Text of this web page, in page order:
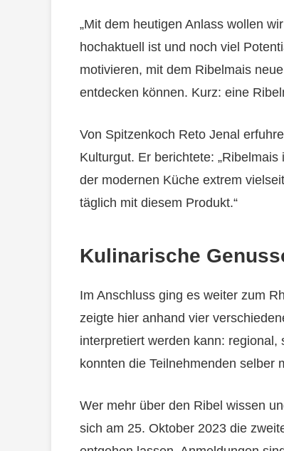
„Mit dem heutigen Anlass wollen
hochaktuell ist und noch viel
motivieren, mit dem Ribelmais
entdecken können. Kurz: eine
Von Spitzenkoch Reto Jenal
Kulturgut. Er berichtete:
der modernen Küche extrem
täglich mit diesem Produkt.“
Kulinarische
Im Anschluss ging es weiter zum
zeigte hier anhand vier
interpretiert werden kann:
konnten die Teilnehmenden selber
Wer mehr über den Ribel wissen
sich am 25. Oktober 2023 die